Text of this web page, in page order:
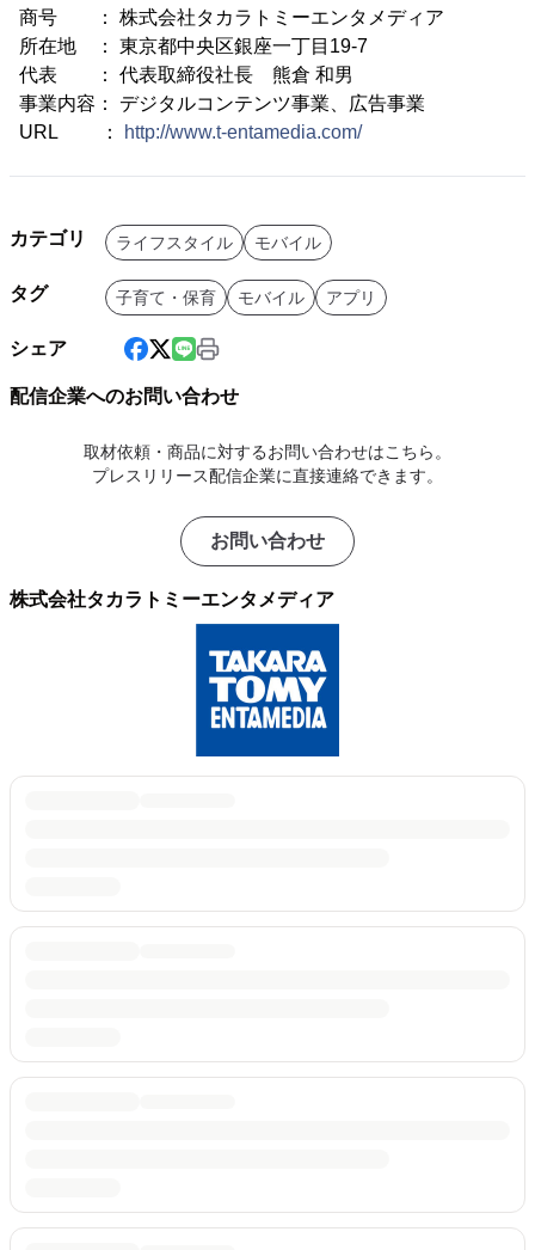
商号 ： 株式会社タカラトミーエンタメディア
所在地 ： 東京都中央区銀座一丁目19-7
代表 ： 代表取締役社長 熊倉 和男
事業内容： デジタルコンテンツ事業、広告事業
URL ：
http://www.t-entamedia.com/
カテゴリ ライフスタイル モバイル
タグ 子育て・保育 モバイル アプリ
シェア
配信企業へのお問い合わせ
取材依頼・商品に対するお問い合わせはこちら。
プレスリリース配信企業に直接連絡できます。
お問い合わせ
株式会社タカラトミーエンタメディア